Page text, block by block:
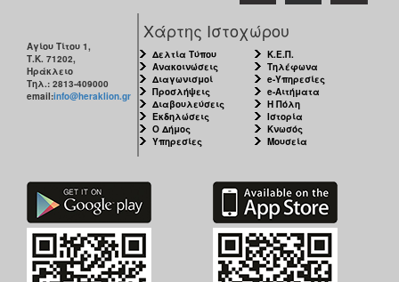
Αγίου Τίτου 1,
Τ.Κ. 71202,
Ηράκλειο
Τηλ.: 2813-409000
email:info@heraklion.gr
Χάρτης Ιστοχώρου
Δελτία Τύπου
Ανακοινώσεις
Διαγωνισμοί
Προσλήψεις
Διαβουλεύσεις
Εκδηλώσεις
Ο Δήμος
Υπηρεσίες
Κ.Ε.Π.
Τηλέφωνα
e-Υπηρεσίες
e-Αιτήματα
Η Πόλη
Ιστορία
Κνωσός
Μουσεία